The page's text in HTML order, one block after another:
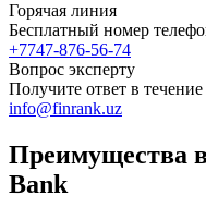
Горячая линия
Бесплатный номер
+7747-876-56-74
Вопрос эксперту
Получите ответ в
info@finrank.uz
Преимущества
Bank